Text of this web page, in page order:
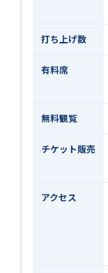
打ち上げ数
有料席
無料観覧
チケット販売
アクセス